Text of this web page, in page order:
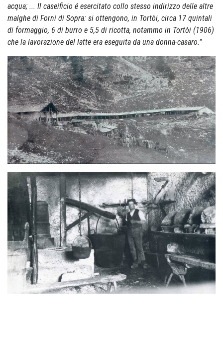
acqua; ... Il caseificio é esercitato collo stesso indirizzo delle altre
malghe di Forni di Sopra: si ottengono, in Tortòi, circa 17 quintali
di formaggio, 6 di burro e 5,5 di ricotta, notammo in Tortòi (1906)
che la lavorazione del latte era eseguita da una donna-casaro."